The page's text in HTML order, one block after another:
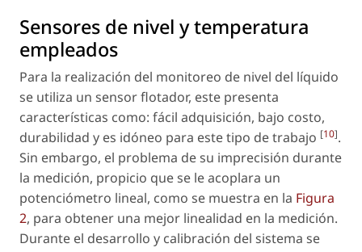
Sensores de nivel y temperatura
empleados
Para la realización del monitoreo de nivel del líquido
se utiliza un sensor flotador, este presenta
características como: fácil adquisición, bajo costo,
durabilidad y es idóneo para este tipo de trabajo [10].
Sin embargo, el problema de su imprecisión durante
la medición, propicio que se le acoplara un
potenciómetro lineal, como se muestra en la Figura
2, para obtener una mejor linealidad en la medición.
Durante el desarrollo y calibración del sistema se